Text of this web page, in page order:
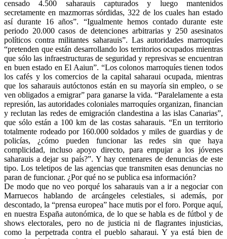
censado 4.500 saharauis capturados y luego mantenidos
secretamente en mazmorras sórdidas, 322 de los cuales han estado
así durante 16 años”. “Igualmente hemos contado durante este
periodo 20.000 casos de detenciones arbitrarias y 250 asesinatos
políticos contra militantes saharauis”. Las autoridades marroquíes
“pretenden que están desarrollando los territorios ocupados mientras
que sólo las infraestructuras de seguridad y represivas se encuentran
en buen estado en El Aaiun”. “Los colonos marroquíes tienen todos
los cafés y los comercios de la capital saharaui ocupada, mientras
que los saharauis autóctonos están en su mayoría sin empleo, o se
ven obligados a emigrar” para ganarse la vida. “Paralelamente a esta
represión, las autoridades coloniales marroquíes organizan, financian
y reclutan las redes de emigración clandestina a las islas Canarias”,
que sólo están a 100 km de las costas saharauis. “En un territorio
totalmente rodeado por 160.000 soldados y miles de guardias y de
policías, ¿cómo pueden funcionar las redes sin que haya
complicidad, incluso apoyo directo, para empujar a los jóvenes
saharauis a dejar su país?”. Y hay centenares de denuncias de este
tipo. Los teletipos de las agencias que transmiten esas denuncias no
paran de funcionar. ¿Por qué no se publica esa información?
De modo que no veo porqué los saharauis van a ir a negociar con
Marruecos hablando de arcángeles celestiales, si además, por
descontado, la “prensa europea” hace mutis por el foro. Porque aquí,
en nuestra España autonómica, de lo que se habla es de fútbol y de
shows electorales, pero no de justicia ni de flagrantes injusticias,
como la perpetrada contra el pueblo saharaui. Y ya está bien de